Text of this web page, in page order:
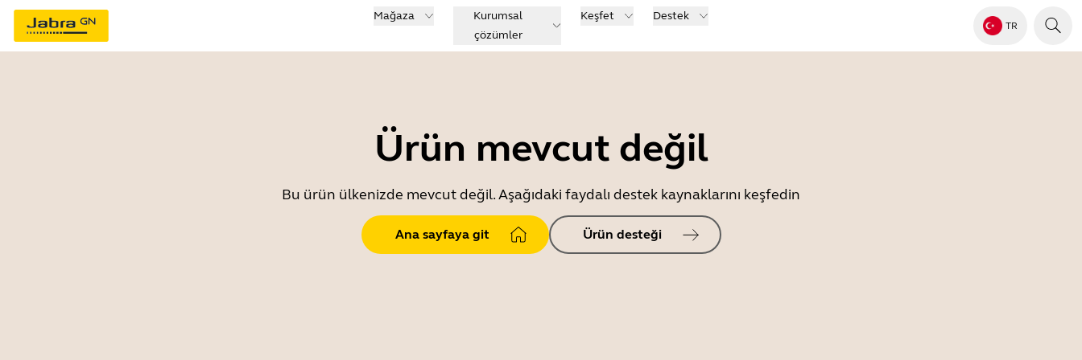
Mağaza
Kurumsal
çözümler
Keşfet Destek
TR
Ürün mevcut değil
Bu ürün ülkenizde mevcut değil. Aşağıdaki faydalı destek kaynaklarını keşfedin
Ana sayfaya git Ürün desteği